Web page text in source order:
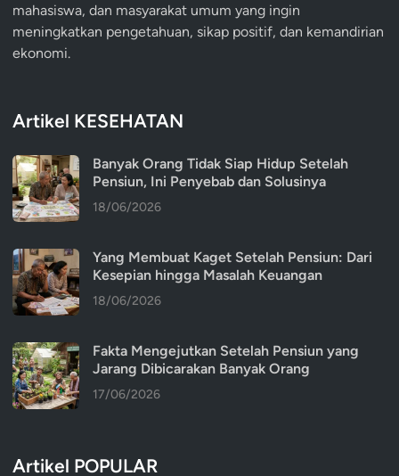
mahasiswa, dan masyarakat umum yang ingin
meningkatkan pengetahuan, sikap positif, dan kemandirian
ekonomi.
Artikel KESEHATAN
Banyak Orang Tidak Siap Hidup Setelah
Pensiun, Ini Penyebab dan Solusinya
18/06/2026
Yang Membuat Kaget Setelah Pensiun: Dari
Kesepian hingga Masalah Keuangan
18/06/2026
Fakta Mengejutkan Setelah Pensiun yang
Jarang Dibicarakan Banyak Orang
17/06/2026
Artikel POPULAR